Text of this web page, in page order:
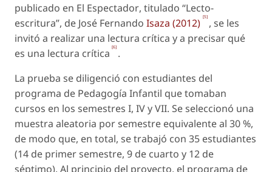
publicado en El Espectador, titulado “Lecto-
escritura”, de José Fernando Isaza (2012) [5] , se les
invitó a realizar una lectura crítica y a precisar qué
es una lectura crítica [6] .
La prueba se diligenció con estudiantes del
programa de Pedagogía Infantil que tomaban
cursos en los semestres I, IV y VII. Se seleccionó una
muestra aleatoria por semestre equivalente al 30 %,
de modo que, en total, se trabajó con 35 estudiantes
(14 de primer semestre, 9 de cuarto y 12 de
séptimo). Al principio del proyecto, el programa de